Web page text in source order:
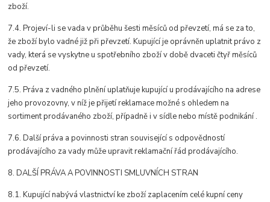
zboží.
7.4. Projeví-li se vada v průběhu šesti měsíců od převzetí, má se za to,
že zboží bylo vadné již při převzetí. Kupující je oprávněn uplatnit právo z
vady, která se vyskytne u spotřebního zboží v době dvaceti čtyř měsíců
od převzetí.
7.5. Práva z vadného plnění uplatňuje kupující u prodávajícího na adrese
jeho provozovny, v níž je přijetí reklamace možné s ohledem na
sortiment prodávaného zboží, případně i v sídle nebo místě podnikání .
7.6. Další práva a povinnosti stran související s odpovědností
prodávajícího za vady může upravit reklamační řád prodávajícího.
8. DALŠÍ PRÁVA A POVINNOSTI SMLUVNÍCH STRAN
8.1. Kupující nabývá vlastnictví ke zboží zaplacením celé kupní ceny